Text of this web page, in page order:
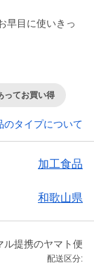
早目に使いきっ
ってお買い得
のタイプについて
加工食品
和歌山県
ル提携のヤマト便
配送区分: